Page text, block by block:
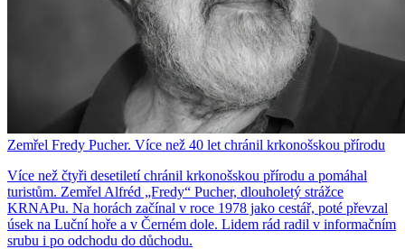
Zemřel Fredy Pucher. Více než 40 let chránil krkonošskou přírodu
Více než čtyři desetiletí chránil krkonošskou přírodu a pomáhal
turistům. Zemřel Alfréd „Fredy“ Pucher, dlouholetý strážce
KRNAPu. Na horách začínal v roce 1978 jako cestář, poté převzal
úsek na Luční hoře a v Černém dole. Lidem rád radil v informačním
srubu i po odchodu do důchodu.